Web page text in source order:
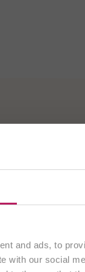
and ads, to
with our social
unsere
ausschließlich